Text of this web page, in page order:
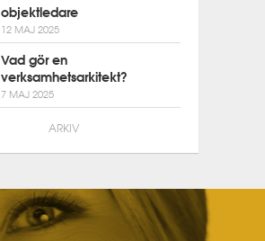
objektledare
12 MAJ 2025
Vad gör en
verksamhetsarkitekt?
7 MAJ 2025
ARKIV